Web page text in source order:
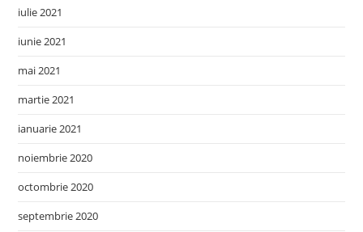
iulie 2021
iunie 2021
mai 2021
martie 2021
ianuarie 2021
noiembrie 2020
octombrie 2020
septembrie 2020